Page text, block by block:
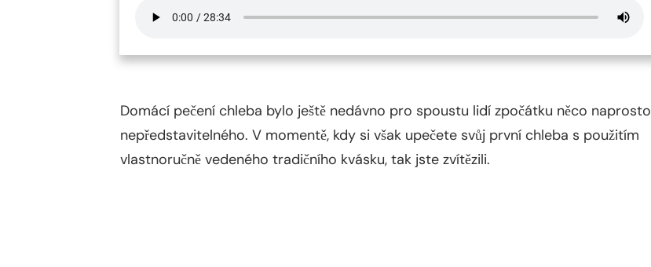
Domácí pečení chleba bylo ještě nedávno pro spoustu lidí zpočátku něco naprosto
nepředstavitelného. V momentě, kdy si však upečete svůj první chleba s použitím
vlastnoručně vedeného tradičního kvásku, tak jste zvítězili.